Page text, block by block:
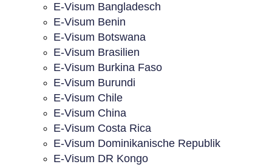
E-Visum Bangladesch
E-Visum Benin
E-Visum Botswana
E-Visum Brasilien
E-Visum Burkina Faso
E-Visum Burundi
E-Visum Chile
E-Visum China
E-Visum Costa Rica
E-Visum Dominikanische Republik
E-Visum DR Kongo